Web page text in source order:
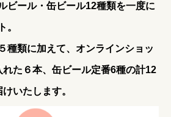
ビール・缶ビール12種類を一度に
。
種類に加えて、オンラインショッ
た６本、缶ビール定番6種の計12
いたします。